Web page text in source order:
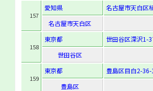
157
愛知県
名古屋市天白区
名古屋市天白区
158
東京都
世田谷区深沢1-
世田谷区
159
東京都
豊島区目白2-
豊島区